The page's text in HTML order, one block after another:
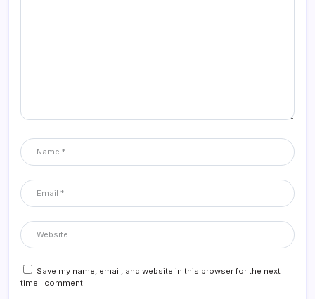
Save my name, email, and website in this browser for the next
time I comment.